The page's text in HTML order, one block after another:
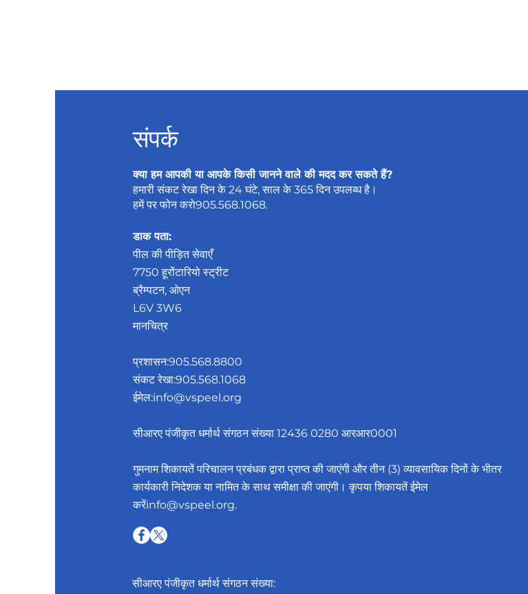
संपर्क
क्या हम आपकी या आपके किसी जानने वाले की मदद कर सकते हैं?
हमारी संकट रेखा दिन के 24 घंटे, साल के 365 दिन उपलब्ध है।
हमें पर फोन करो905.568.1068.
डाक पता:
पील की पीड़ित सेवाएँ
7750 हूरोंटारियो स्ट्रीट
ब्रैम्पटन, ओएन
L6V 3W6
मानचित्र
प्रशासन:905.568.8800
संकट रेखा:905.568.1068
ईमेल:info@vspeel.org
सीआरए पंजीकृत धर्मार्थ संगठन संख्या 12436 0280 आरआर0001
गुमनाम शिकायतें परिचालन प्रबंधक द्वारा प्राप्त की जाएंगी और तीन (3) व्यावसायिक दिनों के भीतर
कार्यकारी निदेशक या नामित के साथ समीक्षा की जाएंगी। कृपया शिकायतें ईमेल
करेंinfo@vspeel.org.
सीआरए पंजीकृत धर्मार्थ संगठन संख्या: